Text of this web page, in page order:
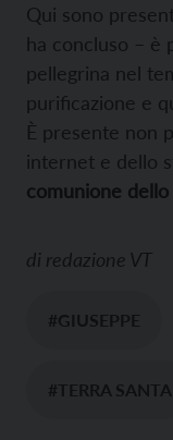
Qui sono
ha concluso – è
pellegrina nel
purificazione e
È presente non
internet e dello
comunione
di redazione VT
#GIUSEPPE
#TERRA SANTA